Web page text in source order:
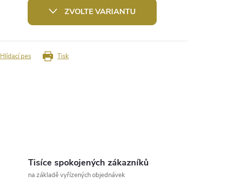
ZVOLTE VARIANTU
Tisk
Hlídací pes
Tisíce spokojených zákazníků
na základě vyřízených objednávek